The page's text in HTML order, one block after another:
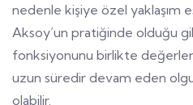
nedenle kişiye özel yaklaşım
Aksoy’un pratiğinde olduğu
fonksiyonunu birlikte
uzun süredir devam eden
olabilir.